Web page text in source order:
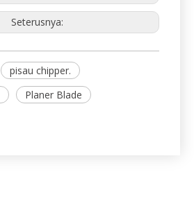
Seterusnya:
pisau chipper.
Planer Blade